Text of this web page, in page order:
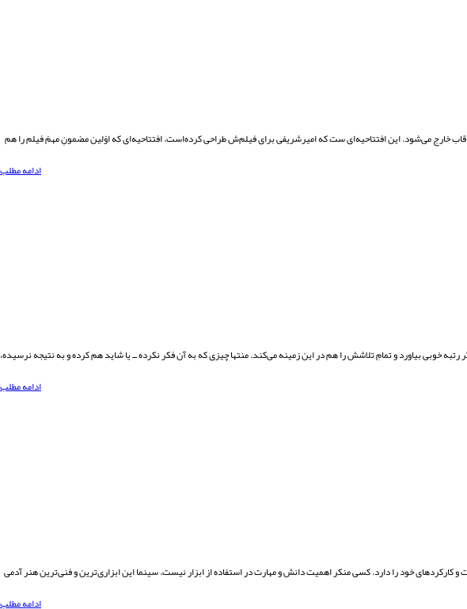
خارج می‌شود. این افتتاحیه‌ای‌ ست که امیرشریفی برای فیلم‌ش طراحی کرده‌است. افتتاحیه‌ای که اوّلین مضمونِ مهمّ فیلم را هم
ادامه مطلب
خوبی بیاورد و تمامِ تلاشش را هم در این زمینه می‌کند. منتها چیزی که به آن فکر نکرده ــ یا شاید هم کرده و به نتیجه نرسیده،
ادامه مطلب
خود را دارد. کسی منکر اهمیت دانش و مهارت در استفاده از ابزار نیست. سینما این ابزاری‌ترین و فنی‌ترین هنر آدمی
ادامه مطلب